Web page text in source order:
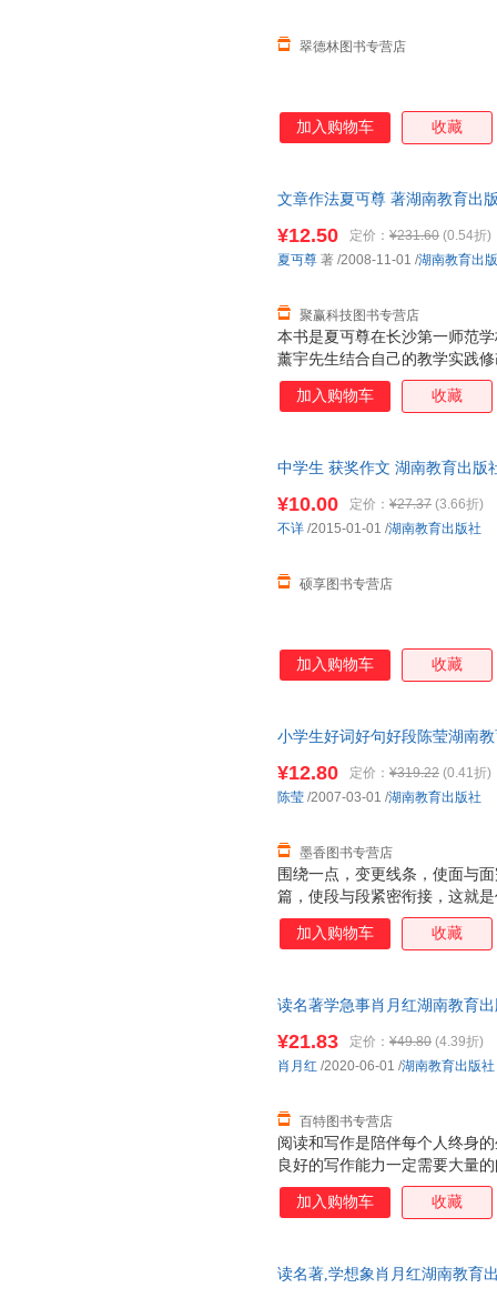
翠德林图书专营店
加入购物车 收藏
文章作法夏丏尊 著湖南教育出
本书是夏丏尊在长沙第一师范
薰宇先生结合自己的教学实践
薰宇先生就作者应有的态度，
事文，叙事文的意义，记事文
¥12.50 定价： ¥231.60 (0.54折)
聚赢科技图书专营店
夏丏尊 著 /2008-11-01 /湖南教育出
加入购物车 收藏
中学生 获奖作文 湖南教育出版
¥10.00 定价： ¥27.37 (3.66折)
硕享图书专营店
不详 /2015-01-01 /湖南教育出版社
加入购物车 收藏
小学生好词好句好段陈莹湖南
围绕一点，变更线条，使面与
篇，使段与段紧密衔接，这就
受过程、欣赏结果。 写作文与
谋篇，文字里包含着这世间高
¥12.80 定价： ¥319.22 (0.41折)
墨香图书专营店
陈莹 /2007-03-01 /湖南教育出版社
加入购物车 收藏
读名著学急事肖月红湖南教育出
阅读和写作是陪伴每个人终身
良好的写作能力一定需要大量
纳，是积累；写作，是实践，
好。本丛书创造性地将这两项
神！
¥21.83 定价： ¥49.80 (4.39折)
百特图书专营店
肖月红 /2020-06-01 /湖南教育出版社
加入购物车 收藏
读名著,学想象肖月红湖南教育